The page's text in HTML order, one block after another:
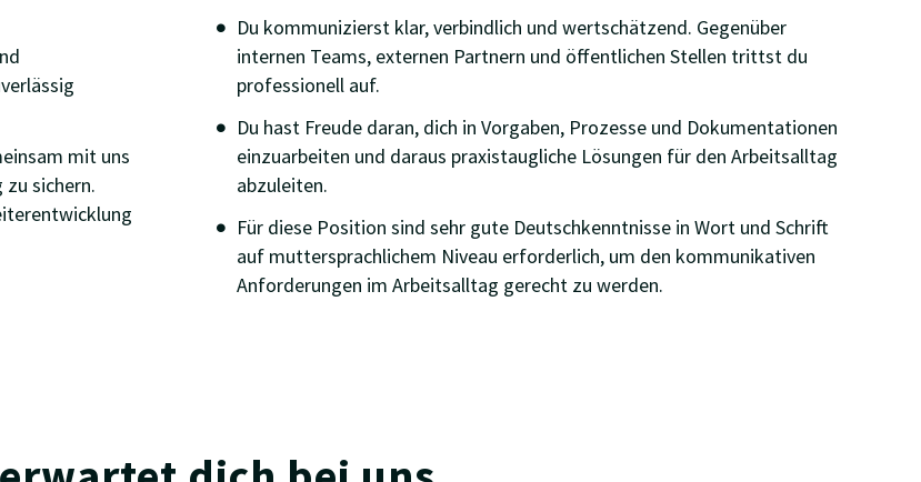
mit uns
sichern.
Du kommunizierst klar, verbindlich und wertschätzend. Gegenüber
internen Teams, externen Partnern und öffentlichen Stellen trittst du
professionell auf.
Du hast Freude daran, dich in Vorgaben, Prozesse und Dokumentationen
einzuarbeiten und daraus praxistaugliche Lösungen für den Arbeitsalltag
abzuleiten.
Für diese Position sind sehr gute Deutschkenntnisse in Wort und Schrift
auf muttersprachlichem Niveau erforderlich, um den kommunikativen
Anforderungen im Arbeitsalltag gerecht zu werden.